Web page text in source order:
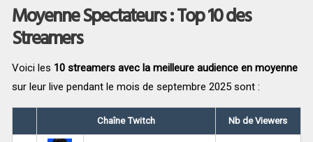
Moyenne Spectateurs : Top 10 des
Streamers
Voici les 10 streamers avec la meilleure audience en moyenne
sur leur live pendant le mois de septembre 2025 sont :
Chaîne Twitch Nb de Viewers